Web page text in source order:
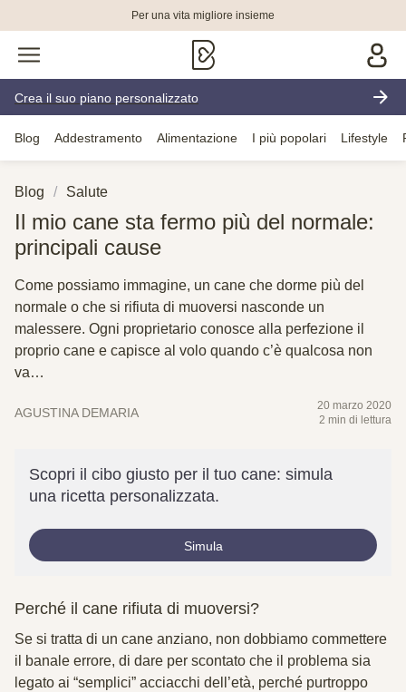
Per una vita migliore insieme
Crea il suo piano personalizzato
Blog Addestramento Alimentazione I più popolari Lifestyle
Blog Salute
Il mio cane sta fermo più del normale:
principali cause
Come possiamo immagine, un cane che dorme più del
normale o che si rifiuta di muoversi nasconde un
malessere. Ogni proprietario conosce alla perfezione il
proprio cane e capisce al volo quando c’è qualcosa non
va…
AGUSTINA DEMARIA
20 marzo 2020
2 min di lettura
Scopri il cibo giusto per il tuo cane: simula
una ricetta personalizzata.
Simula
Perché il cane rifiuta di muoversi?
Se si tratta di un cane anziano, non dobbiamo commettere
il banale errore, di dare per scontato che il problema sia
legato ai “semplici” acciacchi dell’età, perché purtroppo